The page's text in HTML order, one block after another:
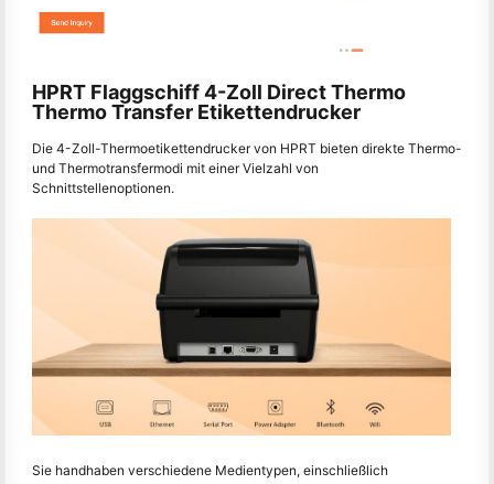
HPRT Flaggschiff 4-Zoll Direct Thermo
Thermo Transfer Etikettendrucker
Die 4-Zoll-Thermoetikettendrucker von HPRT bieten direkte Thermo-
und Thermotransfermodi mit einer Vielzahl von
Schnittstellenoptionen.
Sie handhaben verschiedene Medientypen, einschließlich